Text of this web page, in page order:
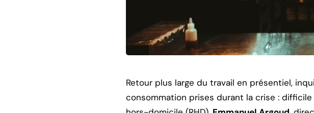
Retour plus large du travail en présentiel,
consommation prises durant la crise :